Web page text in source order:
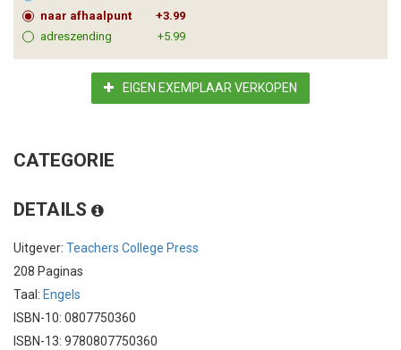
naar afhaalpunt
+3.99
adreszending
+5.99
EIGEN EXEMPLAAR VERKOPEN
CATEGORIE
DETAILS
Uitgever: Teachers College Press
208 Paginas
Taal: Engels
ISBN-10: 0807750360
ISBN-13: 9780807750360